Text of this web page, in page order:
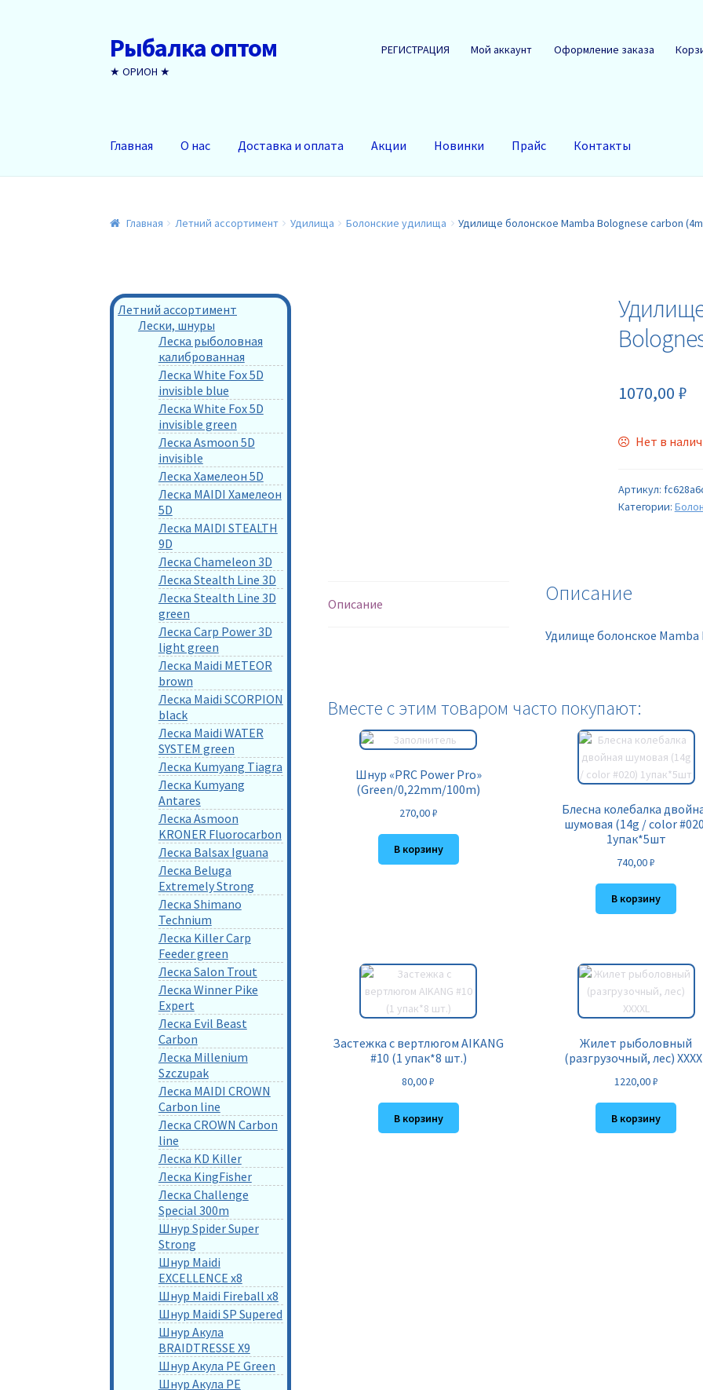
Перейти
к
навигации
Перейти
к
содержимому
Рыбалка оптом
★ ОРИОН ★
РЕГИСТРАЦИЯ Мой аккаунт Оформление заказа
Главная О нас Доставка и оплата Акции Новинки Прайс Контакты
Главная Летний ассортимент Удилища Болонские удилища Удилище болонское Mamba Bolognese carbon
1070,00 ₽
Нет в
Артикул:
Категории:
Описание Описание
Удилище болонское
Вместе с этим товаром часто покупают:
Шнур «PRC Power Pro»
(Green/0,22mm/100m)
270,00₽
В корзину
Блесна колебалка
шумовая (14g / color
1упак*5шт
740,00₽
В корзину
Застежка с вертлюгом AIKANG
#10 (1 упак*8 шт.)
80,00₽
В корзину
Жилет рыболовный
(разгрузочный, лес)
1220,00₽
В корзину
Летний ассортимент
Лески, шнуры
Леска рыболовная
калиброванная
Леска White Fox 5D
invisible blue
Леска White Fox 5D
invisible green
Леска Asmoon 5D
invisible
Леска Хамелеон 5D
Леска MAIDI Хамелеон
5D
Леска MAIDI STEALTH
9D
Леска Chameleon 3D
Леска Stealth Line 3D
Леска Stealth Line 3D
green
Леска Carp Power 3D
light green
Леска Maidi METEOR
brown
Леска Maidi SCORPION
black
Леска Maidi WATER
SYSTEM green
Леска Kumyang Tiagra
Леска Kumyang
Antares
Леска Asmoon
KRONER Fluorocarbon
Леска Balsax Iguana
Леска Beluga
Extremely Strong
Леска Shimano
Technium
Леска Killer Carp
Feeder green
Леска Salon Trout
Леска Winner Pike
Expert
Леска Evil Beast
Carbon
Леска Millenium
Szczupak
Леска MAIDI CROWN
Carbon line
Леска CROWN Carbon
line
Леска KD Killer
Леска KingFisher
Леска Challenge
Special 300m
Шнур Spider Super
Strong
Шнур Maidi
EXCELLENCE x8
Шнур Maidi Fireball x8
Шнур Maidi SP Supered
Шнур Акула
BRAIDTRESSE X9
Шнур Акула PE Green
Шнур Акула PE